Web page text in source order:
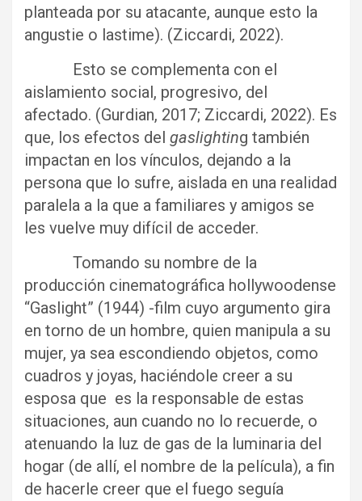
planteada por su atacante, aunque esto la
angustie o lastime). (Ziccardi, 2022).
Esto se complementa con el
aislamiento social, progresivo, del
afectado. (Gurdian, 2017; Ziccardi, 2022). Es
que, los efectos del gaslighting también
impactan en los vínculos, dejando a la
persona que lo sufre, aislada en una realidad
paralela a la que a familiares y amigos se
les vuelve muy difícil de acceder.
Tomando su nombre de la
producción cinematográfica hollywoodense
“Gaslight” (1944) -film cuyo argumento gira
en torno de un hombre, quien manipula a su
mujer, ya sea escondiendo objetos, como
cuadros y joyas, haciéndole creer a su
esposa que es la responsable de estas
situaciones, aun cuando no lo recuerde, o
atenuando la luz de gas de la luminaria del
hogar (de allí, el nombre de la película), a fin
de hacerle creer que el fuego seguía